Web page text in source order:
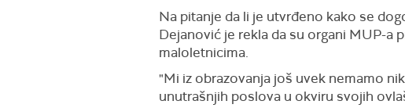
Na pitanje da li je utvrđeno kako se
Dejanović je rekla da su organi MUP-a
maloletnicima.
"Mi iz obrazovanja još uvek nemamo
unutrašnjih poslova u okviru svojih